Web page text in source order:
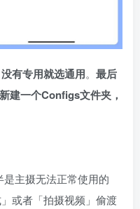
有专用就选通用。 最后
建一个Configs文件夹，
主摄无法正常使用的
或者「拍摄视频」偷渡